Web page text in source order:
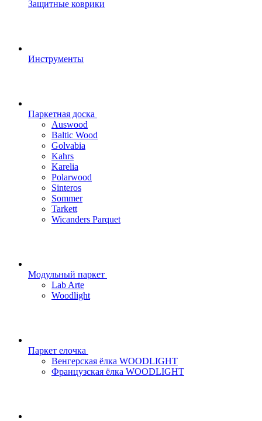
Защитные коврики
Инструменты
Паркетная доска
Auswood
Baltic Wood
Golvabia
Kahrs
Karelia
Polarwood
Sinteros
Sommer
Tarkett
Wicanders Parquet
Модульный паркет
Lab Arte
Woodlight
Паркет елочка
Венгерская ёлка WOODLIGHT
Французская ёлка WOODLIGHT